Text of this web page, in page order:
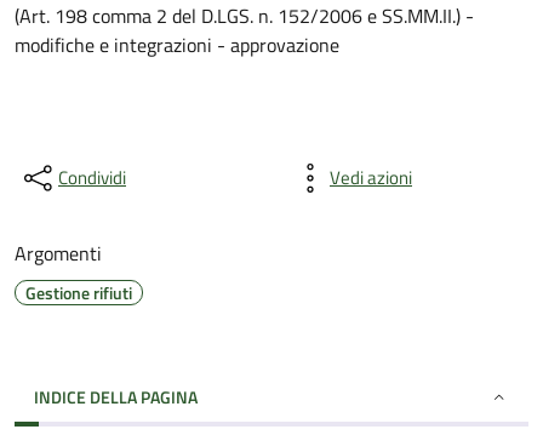
(Art. 198 comma 2 del D.LGS. n. 152/2006 e SS.MM.II.) -
modifiche e integrazioni - approvazione
Condividi Vedi azioni
Argomenti
Gestione rifiuti
INDICE DELLA PAGINA